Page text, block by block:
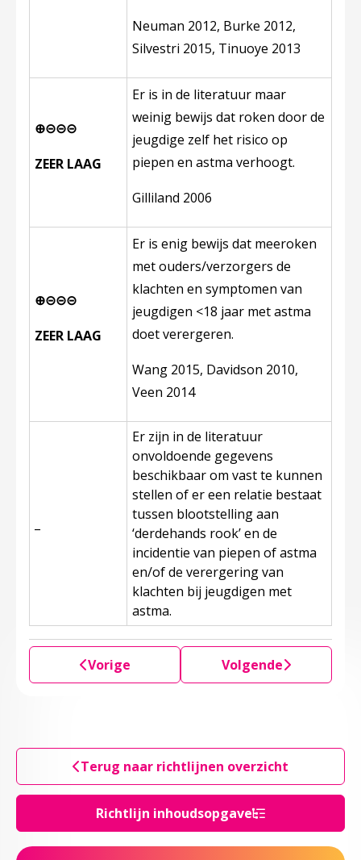
Richtlijn inhoudsopgave
Neuman 2012, Burke 2012,
Silvestri 2015, Tinuoye 2013
⊕⊝⊝⊝
ZEER LAAG
Er is in de literatuur maar
weinig bewijs dat roken door de
jeugdige zelf het risico op
piepen en astma verhoogt.
Gilliland 2006
⊕⊝⊝⊝
ZEER LAAG
Er is enig bewijs dat meeroken
met ouders/verzorgers de
klachten en symptomen van
jeugdigen <18 jaar met astma
doet verergeren.
Wang 2015, Davidson 2010,
Veen 2014
Er zijn in de literatuur
onvoldoende gegevens
beschikbaar om vast te kunnen
stellen of er een relatie bestaat
tussen blootstelling aan
‘derdehands rook’ en de
incidentie van piepen of astma
en/of de verergering van
klachten bij jeugdigen met
astma.
Vorige Volgende
Terug naar richtlijnen overzicht